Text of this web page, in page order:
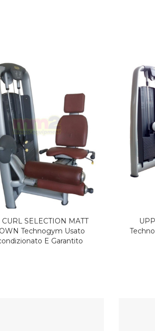
CURL SELECTION MATT
Technogym Usato
E Garantito
CAVI INCROCIATI
Usato Ricondizionato
E Garantito